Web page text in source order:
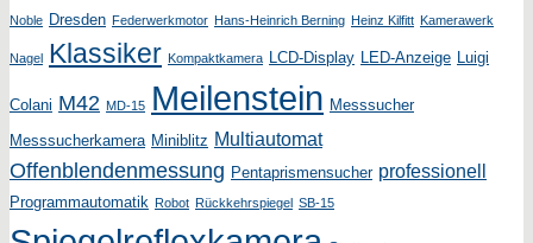
Noble Dresden Federwerkmotor Hans-Heinrich Berning Heinz Kilfitt Kamerawerk
Nagel Klassiker Kompaktkamera LCD-Display LED-Anzeige Luigi
Colani M42 MD-15 Meilenstein Messsucher
Messsucherkamera Miniblitz Multiautomat
Offenblendenmessung Pentaprismensucher professionell
Programmautomatik Robot Rückkehrspiegel SB-15